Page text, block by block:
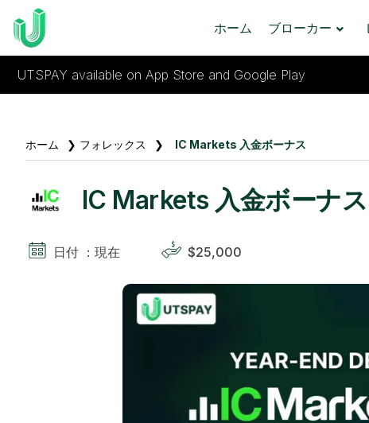
ホーム ブローカー
UTSPAY available on App Store and Google Play
ホーム ❯ フォレックス ❯ IC Markets 入金ボーナス
IC Markets 入金ボーナス
日付 ：現在 $25,000